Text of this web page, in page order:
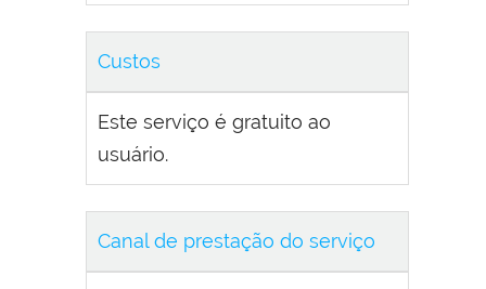
Custos
Este serviço é gratuito ao
usuário.
Canal de prestação do serviço